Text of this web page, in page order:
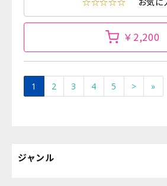
￥2,200
1 2 3 4 5 > »
ジャンル